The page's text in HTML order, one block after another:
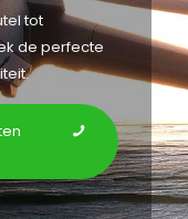
tot
de perfecte